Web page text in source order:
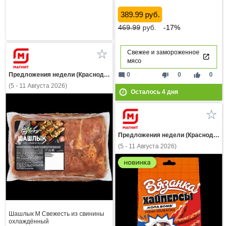
389.99 руб.
469.99руб. -17%
Свежее и замороженное
мясо
thumb_down 0 thumb_up 0
mode_comment 0
Осталось 4дня
Предложения недели (Краснодарский край)
(5 - 11 Августа 2026)
Шашлык М Свежесть из свинины
охлаждённый
Предложения недели (Краснодарский край)
(5 - 11 Августа 2026)